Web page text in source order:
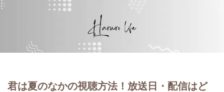
君は夏のなかの視聴方法！放送日・配信はど